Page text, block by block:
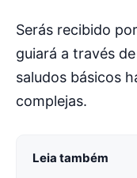
Serás recibido
guiará a través
saludos básicos
complejas.
Leia também